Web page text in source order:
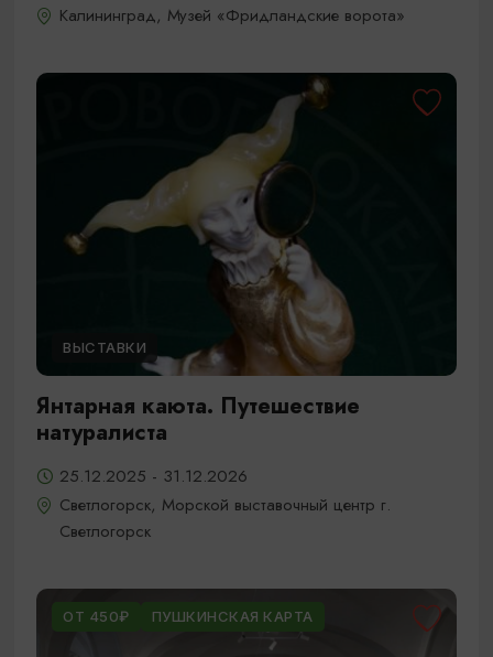
Калининград, Музей «Фридландские ворота»
ВЫСТАВКИ
Янтарная каюта. Путешествие
натуралиста
25.12.2025 - 31.12.2026
Светлогорск, Морской выставочный центр г.
Светлогорск
ОТ 450₽ ПУШКИНСКАЯ КАРТА